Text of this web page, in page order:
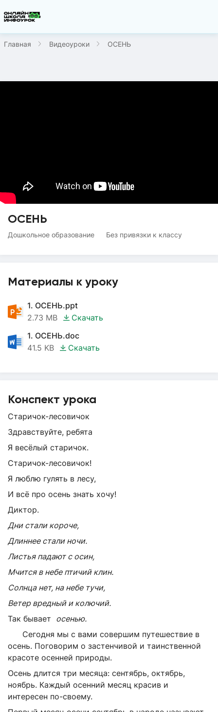
Главная Видеоуроки ОСЕНЬ
ОСЕНЬ
Дошкольное образование Без привязки к классу
Материалы к уроку
1. ОСЕНЬ.ppt
2.73 MB
Скачать
1. ОСЕНЬ.doc
41.5 KB
Скачать
Конспект урока
Старичок-лесовичок
Здравствуйте, ребята
Я весёлый старичок.
Старичок-лесовичок!
Я люблю гулять в лесу,
И всё про осень знать хочу!
Диктор.
Дни стали короче,
Длиннее стали ночи.
Листья падают с осин,
Мчится в небе птичий клин.
Солнца нет, на небе тучи,
Ветер вредный и колючий.
Так бывает осенью.
Сегодня мы с вами совершим путешествие в
осень. Поговорим о застенчивой и таинственной
красоте осенней природы.
Осень длится три месяца: сентябрь, октябрь,
ноябрь. Каждый осенний месяц красив и
интересен по-своему.